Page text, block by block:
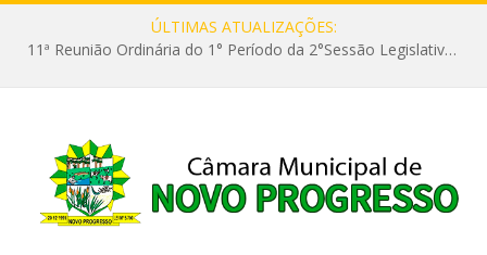
ÚLTIMAS ATUALIZAÇÕES:
11ª Reunião Ordinária do 1° Período da 2°Sessão Legislativa da 9ª Legislatura do Poder Legislativo